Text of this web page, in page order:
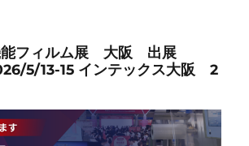
フィルム展 大阪 出展
5/13-15 インテックス大阪 2